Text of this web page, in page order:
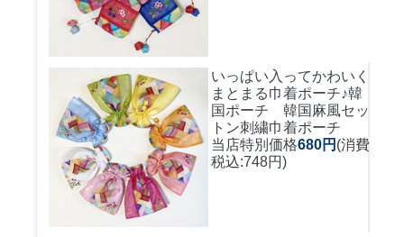
いっぱい入ってかわいく
まとまる巾着ポーチ♪韓
国ポーチ 韓国麻風セッ
トン刺繍巾着ポーチ
当店特別価格680円 (消費
税込:748円)